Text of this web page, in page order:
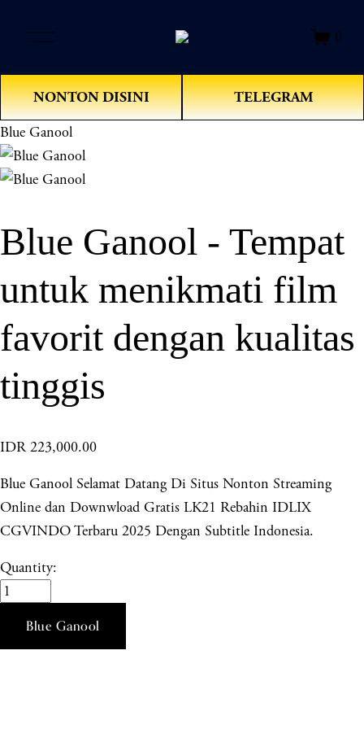
e
n
M
e
u
0
NONTON DISINI TELEGRAM
Blue Ganool
Blue Ganool - Tempat
untuk menikmati film
favorit dengan kualitas
tinggis
IDR 223,000.00
Blue Ganool Selamat Datang Di Situs Nonton Streaming
Online dan Downwload Gratis LK21 Rebahin IDLIX
CGVINDO Terbaru 2025 Dengan Subtitle Indonesia.
Quantity:
Blue Ganool